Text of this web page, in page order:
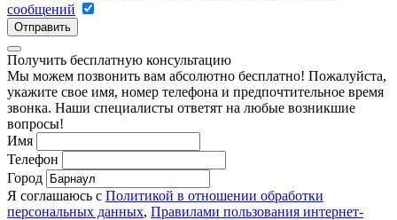
сообщений
Отправить
Получить бесплатную консультацию
Мы можем позвонить вам абсолютно бесплатно! Пожалуйста,
укажите свое имя, номер телефона и предпочтительное время
звонка. Наши специалисты ответят на любые возникшие
вопросы!
Имя
Телефон
Город
Я соглашаюсь с Политикой в отношении обработки
персональных данных, Правилами пользования интернет-